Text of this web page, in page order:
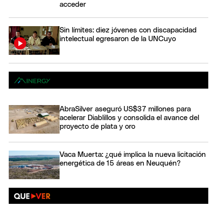
acceder
Sin límites: diez jóvenes con discapacidad
intelectual egresaron de la UNCuyo
AbraSilver aseguró US$37 millones para
acelerar Diablillos y consolida el avance del
proyecto de plata y oro
Vaca Muerta: ¿qué implica la nueva licitación
energética de 15 áreas en Neuquén?